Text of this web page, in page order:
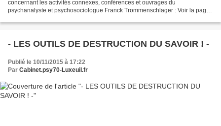
concernant les activités connexes, conférences et ouvrages du
psychanalyste et psychosociologue Franck Trommenschlager : Voir la page
- LES OUTILS DE DESTRUCTION DU SAVOIR ! -
Publié le 10/11/2015 à 17:22
Par Cabinet.psy70-Luxeuil.fr